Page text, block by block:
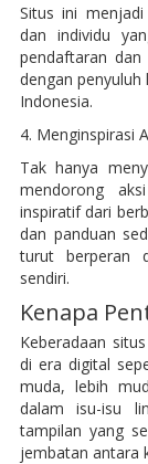
Situs ini
dan individu
pendaftaran
dengan penyuluh
Indonesia.
4. Menginspirasi
Tak hanya
mendorong
inspiratif dari
dan panduan
turut berperan
sendiri.
Kenapa
Keberadaan
di era digital
muda, lebih
dalam isu-isu
tampilan yang
jembatan antara